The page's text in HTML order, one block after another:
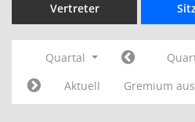
Vertreter
Quartal
Aktuell
Gremium